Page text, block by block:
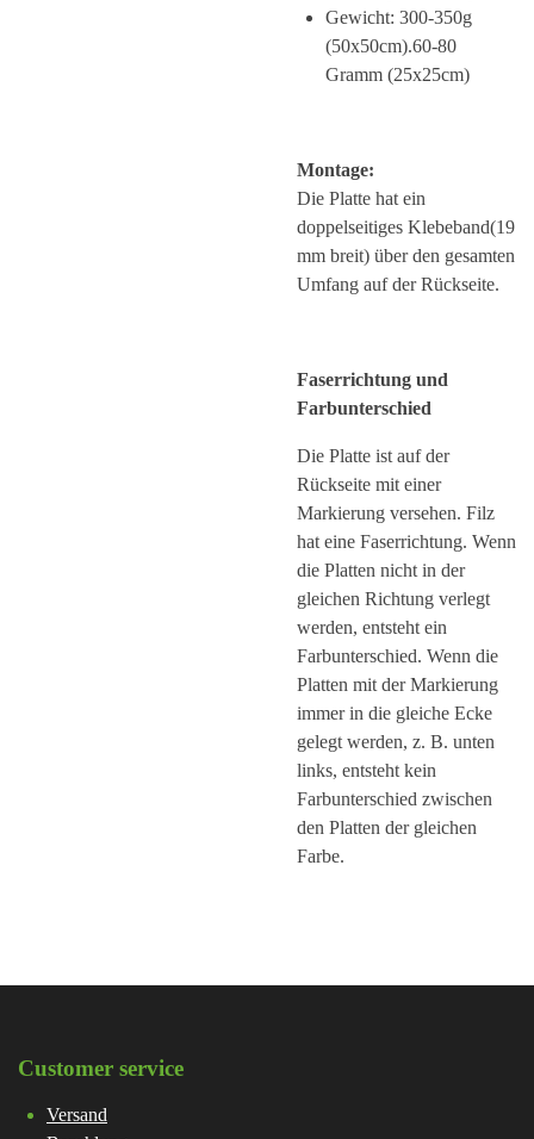
Gewicht: 300-350g
(50x50cm).60-80
Gramm (25x25cm)
Montage:
Die Platte hat ein
doppelseitiges Klebeband(19
mm breit) über den gesamten
Umfang auf der Rückseite.
Faserrichtung und
Farbunterschied
Die Platte ist auf der
Rückseite mit einer
Markierung versehen. Filz
hat eine Faserrichtung. Wenn
die Platten nicht in der
gleichen Richtung verlegt
werden, entsteht ein
Farbunterschied. Wenn die
Platten mit der Markierung
immer in die gleiche Ecke
gelegt werden, z. B. unten
links, entsteht kein
Farbunterschied zwischen
den Platten der gleichen
Farbe.
Customer service
Versand